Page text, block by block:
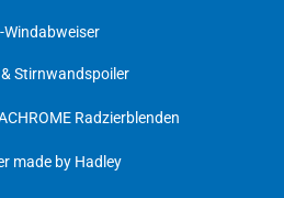
Windabweiser
Stirnwandspoiler
Radzierblenden
made by Hadley